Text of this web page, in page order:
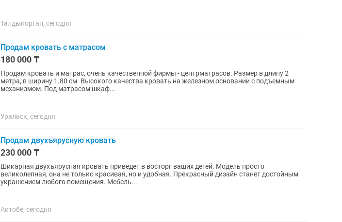
Талдыкорган, сегодня
Продам кровать с матрасом
180 000 ₸
Продам кровать и матрас, очень качественной фирмы - центрматрасов. Размер в длину 2
метра, в ширину 1.80 см. Высокого качества кровать на железном основании с подъемным
механизмом. Под матрасом шкаф...
Уральск, сегодня
Продам двухъярусную кровать
230 000 ₸
Шикарная двухъярусная кровать приведет в восторг ваших детей. Модель просто
великолепная, она не только красивая, но и удобная. Прекрасный дизайн станет достойным
украшением любого помещения. Мебель...
Актобе, сегодня